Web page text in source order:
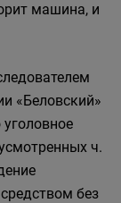
машина, и
«Беловский»
ч.
без